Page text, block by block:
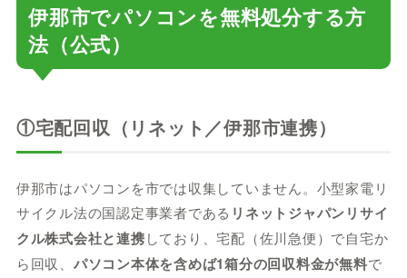
伊那市でパソコンを無料処分する方
法（公式）
①宅配回収（リネット／伊那市連携）
伊那市はパソコンを市では収集していません。小型家電リ
サイクル法の国認定事業者である リネットジャパンリサイ
クル株式会社と連携しており、宅配（佐川急便）で自宅か
ら回収、 パソコン本体を含めば1箱分の回収料金が無料で